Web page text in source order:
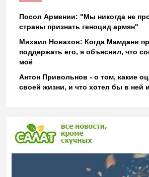
Посол Армении: "Мы никогда не
страны признать геноцид армян"
Михаил Новахов: Когда Мамдани
поддержать его, я объяснил, что
моё
Антон Привольнов - о том, какие
своей жизни, и что хотел бы в ней